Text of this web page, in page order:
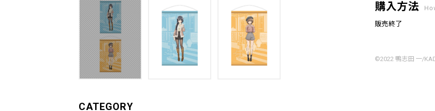
購入方法
販売終了
©2022 鴨志田 一/
CATEGORY